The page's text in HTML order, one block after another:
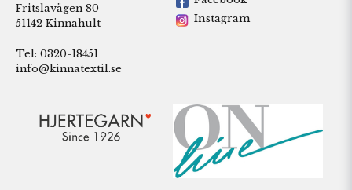
Fritslavägen 80
51142 Kinnahult
Tel: 0320-18451
info@kinnatextil.se
Instagram